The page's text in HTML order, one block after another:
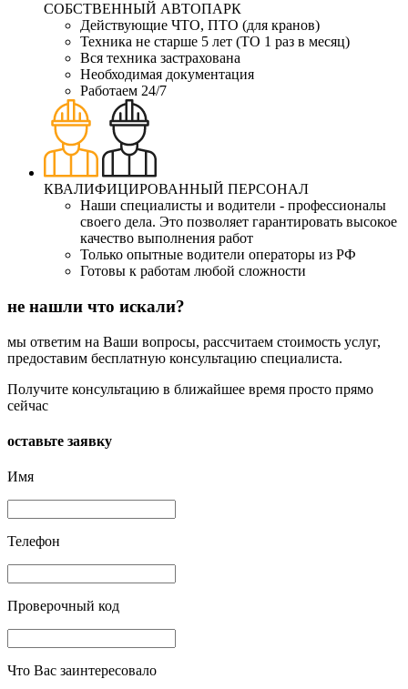
СОБСТВЕННЫЙ АВТОПАРК
Действующие ЧТО, ПТО (для кранов)
Техника не старше 5 лет (ТО 1 раз в месяц)
Вся техника застрахована
Необходимая документация
Работаем 24/7
КВАЛИФИЦИРОВАННЫЙ ПЕРСОНАЛ
Наши специалисты и водители - профессионалы
своего дела. Это позволяет гарантировать высокое
качество выполнения работ
Только опытные водители операторы из РФ
Готовы к работам любой сложности
не нашли что искали?
мы ответим на Ваши вопросы, рассчитаем стоимость услуг,
предоставим бесплатную консультацию специалиста.
Получите консультацию в ближайшее время просто прямо
сейчас
оставьте заявку
Имя
Телефон
Проверочный код
Что Вас заинтересовало